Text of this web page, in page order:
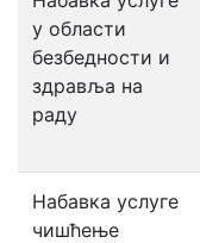
у области
безбедности и
здравља на
раду
Набавка услуге
чишћење